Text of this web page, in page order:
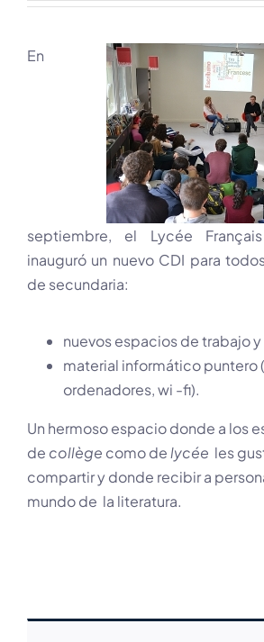
En
septiembre, el Lycée
inauguró un nuevo CDI para
de secundaria:
nuevos espacios de trabajo
material informático puntero
ordenadores, wi -fi).
Un hermoso espacio donde a los
de collège como delycée les
compartir y donde recibir a
mundo de la literatura.